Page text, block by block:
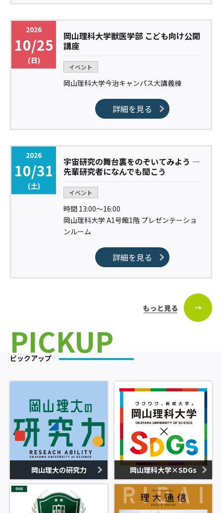
2026
10/25
(日)
岡山理科大学獣医学部 こども向け公開
講座
イベント
岡山理科大学今治キャンパス大講義棟
詳細を見る
2026
10/31
(土)
宇宙研究の舞台裏をのぞいてみよう ―
先輩研究者になんでも聞こう
イベント
時間 13:00〜16:00
岡山理科大学 A1号館1階 プレゼンテーショ
ンルーム
詳細を見る
PICKUP
ピックアップ
岡山理大の研究力 岡山理科大学×SDGs